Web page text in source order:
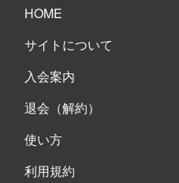
HOME
サイトについて
入会案内
退会（解約）
使い方
利用規約